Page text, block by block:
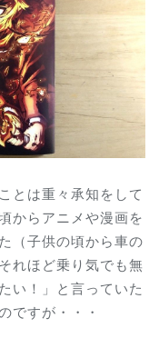
とは重々承知をして
からアニメや漫画を
（子供の頃から車の
れほど乗り気でも無
い！」と言っていた
ですが・・・